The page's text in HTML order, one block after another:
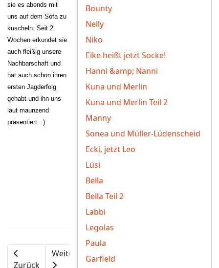
Bounty
Nelly
Niko
Eike heißt jetzt Socke!
Hanni &amp; Nanni
Kuna und Merlin
Kuna und Merlin Teil 2
Manny
Sonea und Müller-Lüdenscheid
Ecki, jetzt Leo
Lüsi
Bella
Bella Teil 2
Labbi
Legolas
Paula
Garfield
sie es abends mit
uns auf dem Sofa zu
kuscheln. Seit 2
Wochen erkundet sie
auch fleißig unsere
Nachbarschaft und
hat auch schon ihren
ersten Jagderfolg
gehabt und ihn uns
laut maunzend
präsentiert. :)
Zurück
Weiter